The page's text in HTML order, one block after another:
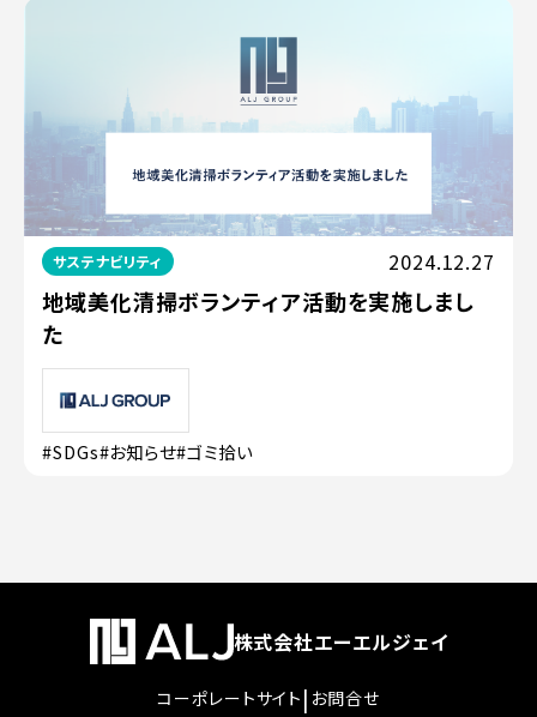
サステナビリティ 2024.12.27
地域美化清掃ボランティア活動を実施しまし
た
#SDGs#お知らせ#ゴミ拾い
株式会社エーエルジェイ
コーポレートサイト | お問合せ